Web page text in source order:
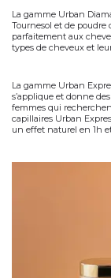
La gamme Urban
Tournesol et de
parfaitement aux
types de cheveux et
La gamme Urban
s’applique et donne
femmes qui
capillaires Urban
un effet naturel en 1h